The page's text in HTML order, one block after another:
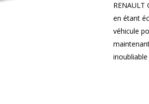
en étant
véhicule